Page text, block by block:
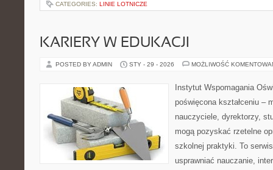
CATEGORIES: LINIE LOTNICZE
KARIERY W EDUKACJI
POSTED BY ADMIN STY - 29 - 2026 MOŻLIWOŚĆ
Instytut Wspomagania
poświęcona kształceniu –
nauczyciele, dyrektorzy,
mogą pozyskać rzetelne
szkolnej praktyki. To
usprawniać nauczanie,